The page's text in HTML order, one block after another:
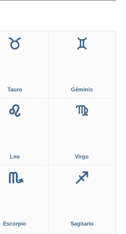
Tauro Géminis
Leo Virgo
Escorpio Sagitario